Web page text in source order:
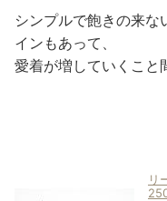
シンプルで飽きの来
インもあって、
愛着が増していくこと
リ